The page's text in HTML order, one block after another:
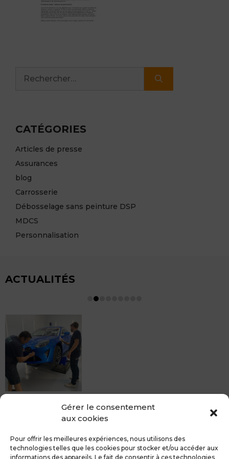
Gérer le consentement
aux cookies
Pour offrir les meilleures expériences, nous utilisons des
technologies telles que les cookies pour stocker et/ou accéder aux
informations des appareils. Le fait de consentir à ces technologies
CATÉGORIES
Articles de presse
Assurances
blog
Carrosserie
Débosselage sans peinture DSP
MDCS
Personnalisation
ACTUALITÉS
Le revêtement céramique NOUVEAUTé chez MDCS
votre...